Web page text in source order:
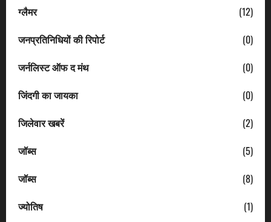
ग्लैमर
(12)
जनप्रतिनिधियों की रिपोर्ट
(0)
जर्नलिस्ट ऑफ द मंथ
(0)
जिंदगी का जायका
(0)
जिलेवार खबरें
(2)
जॉब्स
(5)
जॉब्स
(8)
ज्योतिष
(1)